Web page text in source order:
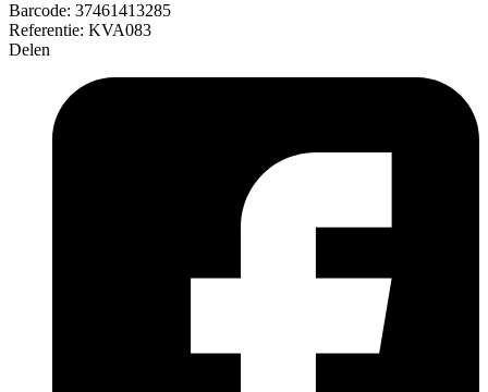
Barcode: 37461413285
Referentie: KVA083
Delen